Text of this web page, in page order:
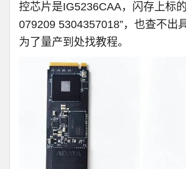
控芯片是IG5236CAA，闪存上标
079209 5304357018”，也查不出
为了量产到处找教程。